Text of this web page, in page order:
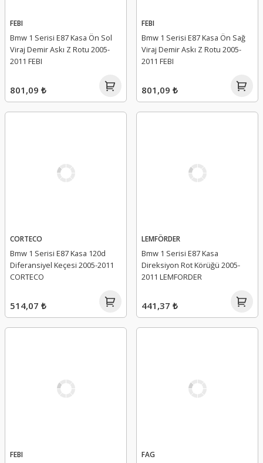
FEBI
Bmw 1 Serisi E87 Kasa Ön Sol
Viraj Demir Askı Z Rotu 2005-
2011 FEBI
801,09 ₺
FEBI
Bmw 1 Serisi E87 Kasa Ön Sağ
Viraj Demir Askı Z Rotu 2005-
2011 FEBI
801,09 ₺
CORTECO
Bmw 1 Serisi E87 Kasa 120d
Diferansiyel Keçesi 2005-2011
CORTECO
514,07 ₺
LEMFÖRDER
Bmw 1 Serisi E87 Kasa
Direksiyon Rot Körüğü 2005-
2011 LEMFORDER
441,37 ₺
FEBI FAG